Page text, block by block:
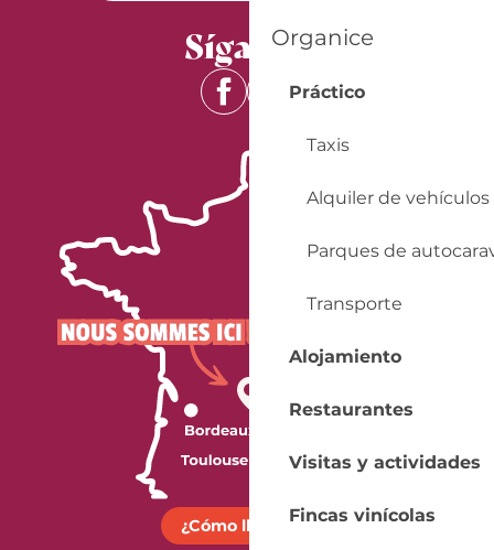
Organice
Práctico
Taxis
Alquiler de vehículos
Parques de
Transporte
Alojamiento
Restaurantes
Visitas y actividades
Fincas vinícolas
Síganos
¿Cómo llegar?